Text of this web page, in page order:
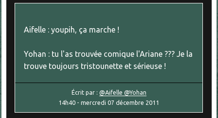
Aifelle : youpih, ça marche !
Yohan : tu l'as trouvée comique l'Ariane ??? Je la
trouve toujours tristounette et sérieuse !
Écrit par : @Aifelle @Yohan
14h40 -mercredi 07 décembre 2011